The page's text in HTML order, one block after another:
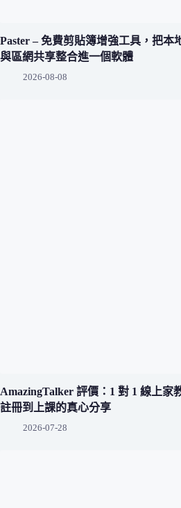
Paster – 免費剪貼簿增強工具，把本
與區網共享整合進一個軟體
2026-08-08
AmazingTalker 評價：1 對 1 線上家
註冊到上課的真心分享
2026-07-28